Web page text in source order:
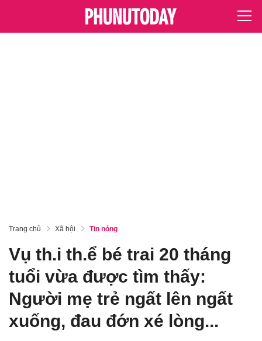
Trang chủ Xã hội Tin nóng
Vụ th.i th.ể bé trai 20 tháng
tuổi vừa được tìm thấy:
Người mẹ trẻ ngất lên ngất
xuống, đau đớn xé lòng...